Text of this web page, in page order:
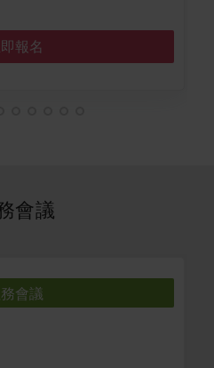
報名
會議
會議